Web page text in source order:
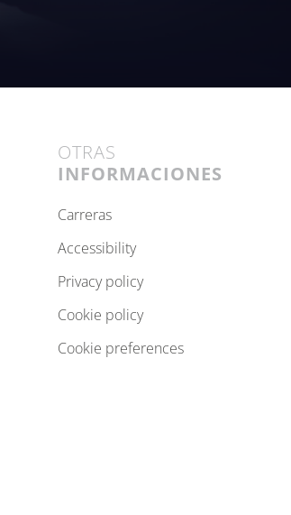
OTRAS
INFORMACIONES
carreras
accessibility
privacy policy
cookie policy
cookie preferences